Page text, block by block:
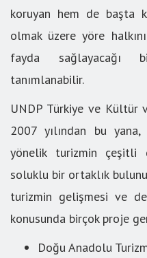
koruyan hem de başta
olmak üzere yöre
fayda
tanımlanabilir.
UNDP Türkiye ve Kültür
2007 yılından bu
yönelik turizmin çeşitli
soluklu bir ortaklık
turizmin gelişmesi ve
konusunda birçok proje
Doğu Anadolu